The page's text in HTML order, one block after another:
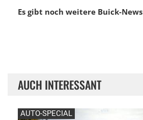
Es gibt noch weitere Buick-News
AUCH INTERESSANT
AUTO-SPECIAL